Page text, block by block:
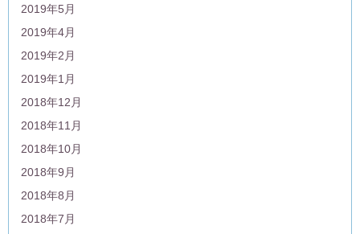
2019年5月
2019年4月
2019年2月
2019年1月
2018年12月
2018年11月
2018年10月
2018年9月
2018年8月
2018年7月